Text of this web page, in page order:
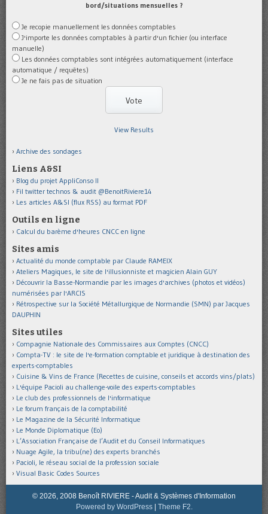
bord/situations mensuelles ?
Je recopie manuellement les données comptables
J'importe les données comptables à partir d'un fichier (ou interface
manuelle)
Les données comptables sont intégrées automatiquement (interface
automatique / requêtes)
Je ne fais pas de situation
View Results
Archive des sondages
Liens A&SI
Blog du projet AppliConso II
Fil twitter technos & audit @BenoitRiviere14
Les articles A&SI (flux RSS) au format PDF
Outils en ligne
Calcul du barème d'heures CNCC en ligne
Sites amis
Actualité du monde comptable par Claude RAMEIX
Ateliers Magiques, le site de l'illusionniste et magicien Alain GUY
Découvrir la Basse-Normandie par les images d'archives (photos et vidéos)
numérisées par l'ARCIS
Rétrospective sur la Société Métallurgique de Normandie (SMN) par Jacques
DAUPHIN
Sites utiles
Compagnie Nationale des Commissaires aux Comptes (CNCC)
Compta-TV : le site de l'e-formation comptable et juridique à destination des
experts-comptables
Cuisine & Vins de France (Recettes de cuisine, conseils et accords vins/plats)
L'équipe Pacioli au challenge-voile des experts-comptables
Le club des professionnels de l'informatique
Le forum français de la comptabilité
Le Magazine de la Sécurité Informatique
Le Monde Diplomatique (Eo)
L’Association Française de l’Audit et du Conseil Informatiques
Nuage Agile, la tribu(ne) des experts branchés
Pacioli, le réseau social de la profession sociale
Visual Basic Codes Sources
© 2026, 2008 Benoît RIVIERE - Audit & Systèmes d'Information
Powered by WordPress
Theme F2.